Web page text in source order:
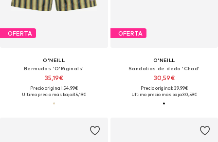
OFERTA
O'NEILL
Bermudas 'O'Riginals'
35,19€
Precio original: 54,99€
Último precio más bajo:35,19€
OFERTA
O'NEILL
Sandalias de dedo 'Chad'
30,59€
Precio original: 39,99€
Último precio más bajo:30,59€